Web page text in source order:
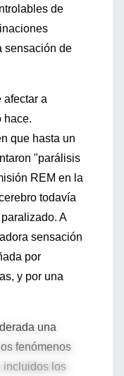
de
sensación de
afectar a
hace.
que hasta un
"parálisis
REM en la
todavía
A
sensación
por
y por una
una
fenómenos
incluidos los